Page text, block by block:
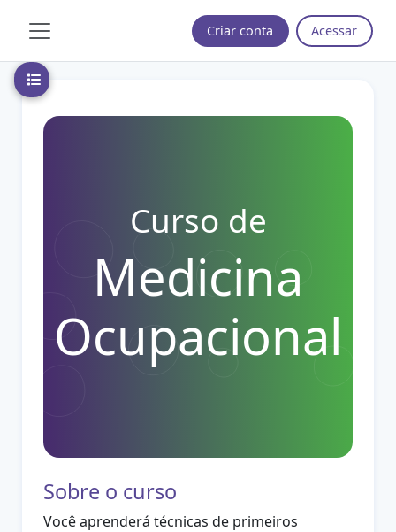
Criar conta Acessar
Abrir índice do curso
Curso de
Medicina
Ocupacional
Sobre o curso
Você aprenderá técnicas de primeiros